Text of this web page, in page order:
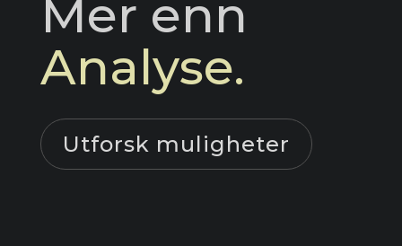
Mer enn
Analyse.
Utforsk muligheter